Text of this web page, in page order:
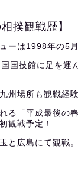
撲観戦歴】
ーは1998年の5月
国技館に足を運
州場所も観戦経験
る「平成最後の春
観戦予定！
と広島にて観戦。